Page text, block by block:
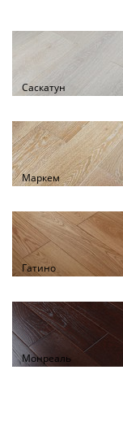
Саскатун
Маркем
Гатино
Монреаль